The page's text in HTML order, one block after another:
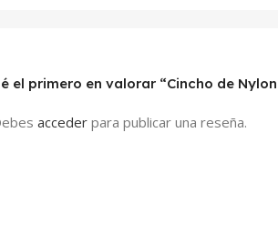
el primero en valorar “Cincho de
acceder para publicar una reseña.